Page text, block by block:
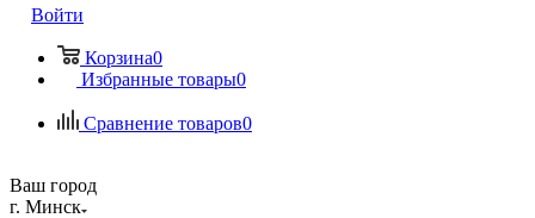
Войти
Корзина0
Избранные товары0
Сравнение товаров0
Ваш город
г. Минск